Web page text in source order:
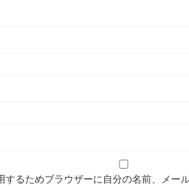
するためブラウザーに自分の名前、メー